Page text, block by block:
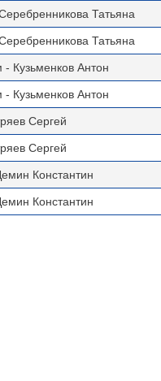
Татьяна
Татьяна
Кузьменков Антон
Кузьменков Антон
Сергей
Сергей
Константин
Константин